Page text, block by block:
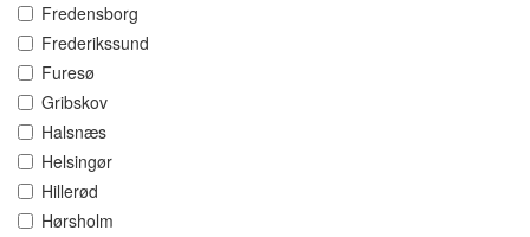
Fredensborg
Frederikssund
Furesø
Gribskov
Halsnæs
Helsingør
Hillerød
Hørsholm